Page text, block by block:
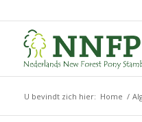
U bevindt zich hier: Home /